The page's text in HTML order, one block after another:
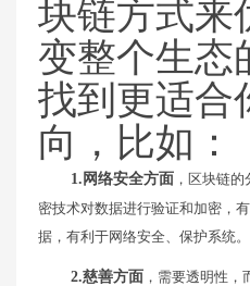
块链方式来
变整个生态
找到更适合
向，比如：
1.网络安全方面 ，区块链
密技术对数据进行验证和加密，
据，有利于网络安全、保护系统。
2.慈善方面 ，需要透明性